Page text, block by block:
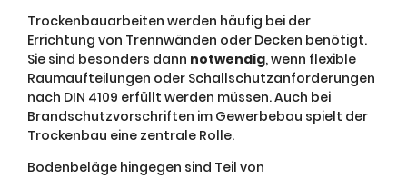
Trockenbauarbeiten werden häufig bei der
Errichtung von Trennwänden oder Decken benötigt.
Sie sind besonders dann notwendig, wenn flexible
Raumaufteilungen oder Schallschutzanforderungen
nach DIN 4109 erfüllt werden müssen. Auch bei
Brandschutzvorschriften im Gewerbebau spielt der
Trockenbau eine zentrale Rolle.
Bodenbeläge hingegen sind Teil von